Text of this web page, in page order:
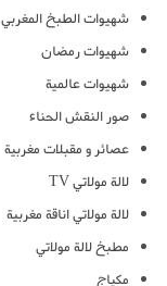
شهيوات الطبخ المغربي
شهيوات رمضان
شهيوات عالمية
صور النقش الحناء
عصائر و مقبلات مغربية
لالة مولاتي TV
لالة مولاتي اناقة مغربية
مطبخ لالة مولاتي
مكياج